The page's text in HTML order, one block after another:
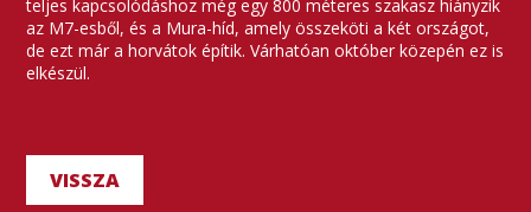
teljes kapcsolódáshoz még egy 800 méteres szakasz hiányzik
az M7-esből, és a Mura-híd, amely összeköti a két országot,
de ezt már a horvátok építik. Várhatóan október közepén ez is
elkészül.
VISSZA